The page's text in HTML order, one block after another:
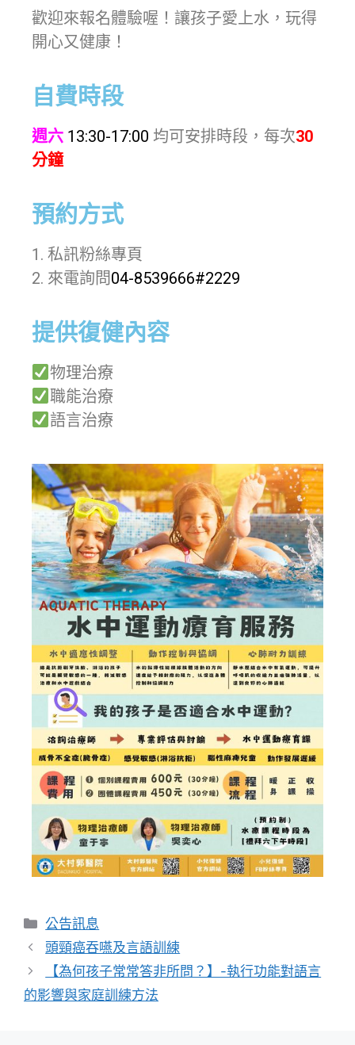
歡迎來報名體驗喔！讓孩子愛上水，玩得
開心又健康！
自費時段
週六 13:30-17:00 均可安排時段，每次30
分鐘
預約方式
1. 私訊粉絲專頁
2. 來電詢問04-8539666#2229
提供復健內容
物理治療
職能治療
語言治療
公告訊息
頭頸癌吞嚥及言語訓練
【為何孩子常常答非所問？】-執行功能對語言
的影響與家庭訓練方法